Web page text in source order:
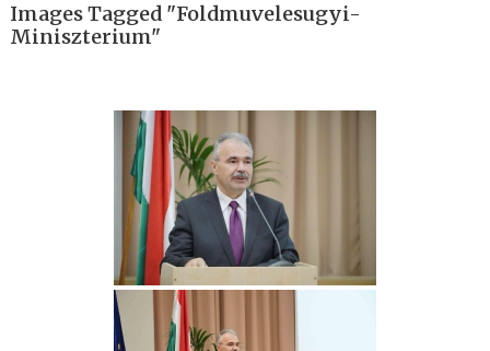
Images Tagged "foldmuvelesugyi-
Miniszterium"